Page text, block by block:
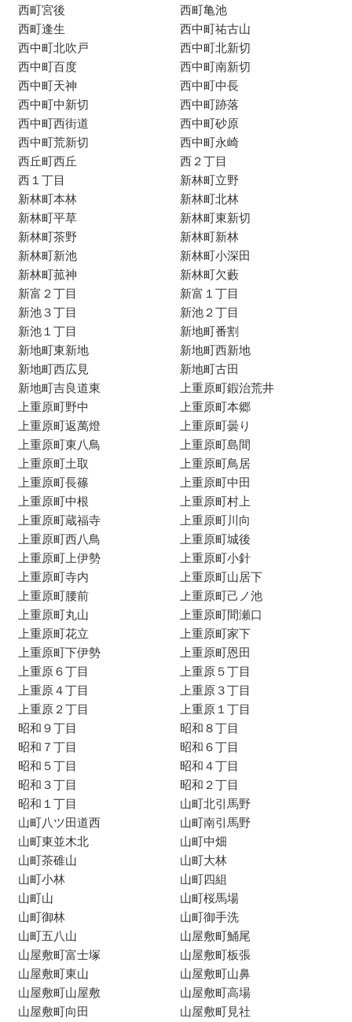
西町宮後
西町亀池
西町逢生
西中町祐古山
西中町北吹戸
西中町北新切
西中町百度
西中町南新切
西中町天神
西中町中長
西中町中新切
西中町跡落
西中町西街道
西中町砂原
西中町荒新切
西中町永崎
西丘町西丘
西２丁目
西１丁目
新林町立野
新林町本林
新林町北林
新林町平草
新林町東新切
新林町茶野
新林町新林
新林町新池
新林町小深田
新林町菰神
新林町欠藪
新富２丁目
新富１丁目
新池３丁目
新池２丁目
新池１丁目
新地町番割
新地町東新地
新地町西新地
新地町西広見
新地町古田
新地町吉良道東
上重原町鍜治荒井
上重原町野中
上重原町本郷
上重原町返萬燈
上重原町曇り
上重原町東八鳥
上重原町島間
上重原町土取
上重原町鳥居
上重原町長篠
上重原町中田
上重原町中根
上重原町村上
上重原町蔵福寺
上重原町川向
上重原町西八鳥
上重原町城後
上重原町上伊勢
上重原町小針
上重原町寺内
上重原町山居下
上重原町腰前
上重原町己ノ池
上重原町丸山
上重原町間瀬口
上重原町花立
上重原町家下
上重原町下伊勢
上重原町恩田
上重原６丁目
上重原５丁目
上重原４丁目
上重原３丁目
上重原２丁目
上重原１丁目
昭和９丁目
昭和８丁目
昭和７丁目
昭和６丁目
昭和５丁目
昭和４丁目
昭和３丁目
昭和２丁目
昭和１丁目
山町北引馬野
山町八ツ田道西
山町南引馬野
山町東並木北
山町中畑
山町茶碓山
山町大林
山町小林
山町四組
山町山
山町桜馬場
山町御林
山町御手洗
山町五八山
山屋敷町鯒尾
山屋敷町富士塚
山屋敷町板張
山屋敷町東山
山屋敷町山鼻
山屋敷町山屋敷
山屋敷町高場
山屋敷町向田
山屋敷町見社